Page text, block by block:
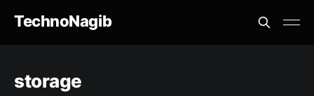
TechnoNagib
storage